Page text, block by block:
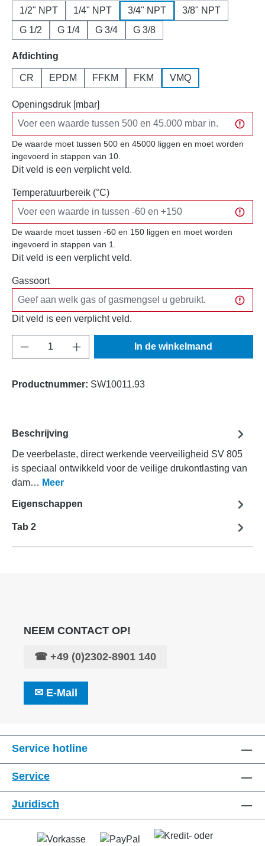
1/2" NPT 1/4" NPT 3/4" NPT
3/8" NPT
G 1/2
G 1/4 G 3/4 G 3/8
Selecteer
Afdichting
CR EPDM FFKM FKM VMQ
Openingsdruk [mbar]
De waarde moet tussen 500 en 45000 liggen en moet worden
ingevoerd in stappen van 10.
Dit veld is een verplicht veld.
Temperatuurbereik (°C)
De waarde moet tussen -60 en 150 liggen en moet worden
ingevoerd in stappen van 1.
Dit veld is een verplicht veld.
Gassoort
Dit veld is een verplicht veld.
Producthoeveelheid: Voer de gewenste
In de winkelmand
Productnummer: SW10011.93
Beschrijving
De veerbelaste, direct werkende veerveiligheid SV 805
is speciaal ontwikkeld voor de veilige drukontlasting van
dam… Meer
Eigenschappen
Tab 2
NEEM CONTACT OP!
☎ +49 (0)2302-8901 140
✉ E-Mail
Service hotline
Service
Juridisch